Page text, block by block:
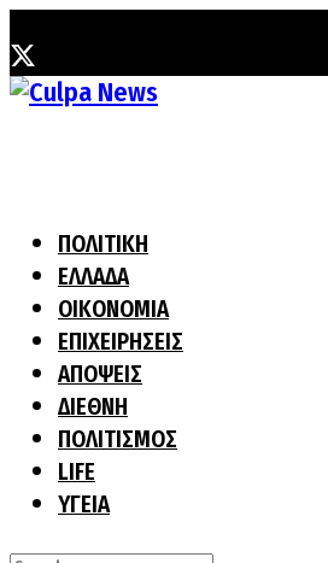
ΠΟΛΙΤΙΚΗ
ΕΛΛΑΔΑ
ΟΙΚΟΝΟΜΙΑ
ΕΠΙΧΕΙΡΗΣΕΙΣ
ΑΠΟΨΕΙΣ
ΔΙΕΘΝΗ
ΠΟΛΙΤΙΣΜΟΣ
LIFE
ΥΓΕΙΑ